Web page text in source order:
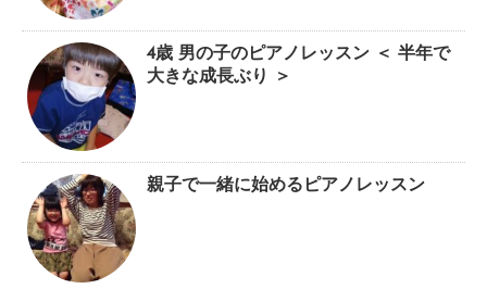
4歳 男の子のピアノレッスン ＜ 半年で
大きな成長ぶり ＞
親子で一緒に始めるピアノレッスン